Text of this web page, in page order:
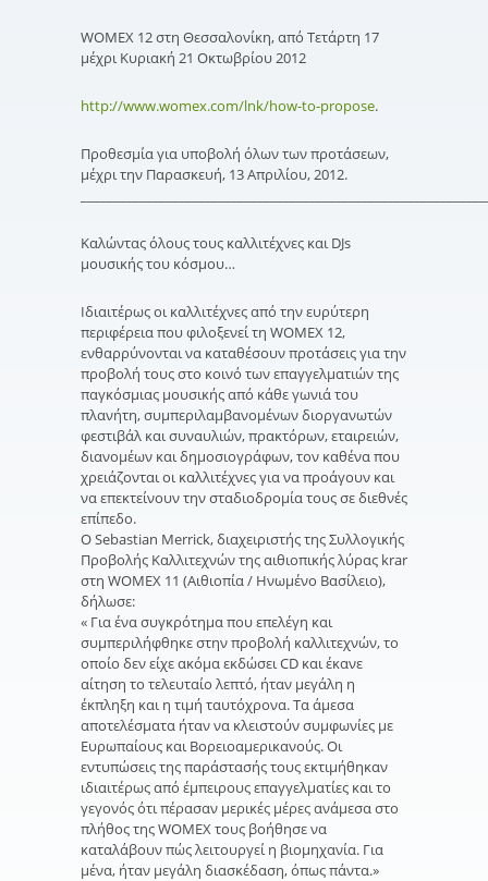
WOMEX 12 στη Θεσσαλονίκη, από Τετάρτη 17
μέχρι Κυριακή 21 Οκτωβρίου 2012
http://www.womex.com/lnk/how-to-propose.
Προθεσμία για υποβολή όλων των προτάσεων,
μέχρι την Παρασκευή, 13 Απριλίου, 2012.
Καλώντας όλους τους καλλιτέχνες και DJs
μουσικής του κόσμου…
Ιδιαιτέρως οι καλλιτέχνες από την ευρύτερη
περιφέρεια που φιλοξενεί τη WOMEX 12,
ενθαρρύνονται να καταθέσουν προτάσεις για την
προβολή τους στο κοινό των επαγγελματιών της
παγκόσμιας μουσικής από κάθε γωνιά του
πλανήτη, συμπεριλαμβανομένων διοργανωτών
φεστιβάλ και συναυλιών, πρακτόρων, εταιρειών,
διανομέων και δημοσιογράφων, τον καθένα που
χρειάζονται οι καλλιτέχνες για να προάγουν και
να επεκτείνουν την σταδιοδρομία τους σε διεθνές
επίπεδο.
Ο Sebastian Merrick, διαχειριστής της Συλλογικής
Προβολής Καλλιτεχνών της αιθιοπικής λύρας krar
στη WOMEX 11 (Αιθιοπία / Ηνωμένο Βασίλειο),
δήλωσε:
« Για ένα συγκρότημα που επελέγη και
συμπεριλήφθηκε στην προβολή καλλιτεχνών, το
οποίο δεν είχε ακόμα εκδώσει CD και έκανε
αίτηση το τελευταίο λεπτό, ήταν μεγάλη η
έκπληξη και η τιμή ταυτόχρονα. Τα άμεσα
αποτελέσματα ήταν να κλειστούν συμφωνίες με
Ευρωπαίους και Βορειοαμερικανούς. Οι
εντυπώσεις της παράστασής τους εκτιμήθηκαν
ιδιαιτέρως από έμπειρους επαγγελματίες και το
γεγονός ότι πέρασαν μερικές μέρες ανάμεσα στο
πλήθος της WOMEX τους βοήθησε να
καταλάβουν πώς λειτουργεί η βιομηχανία. Για
μένα, ήταν μεγάλη διασκέδαση, όπως πάντα.»